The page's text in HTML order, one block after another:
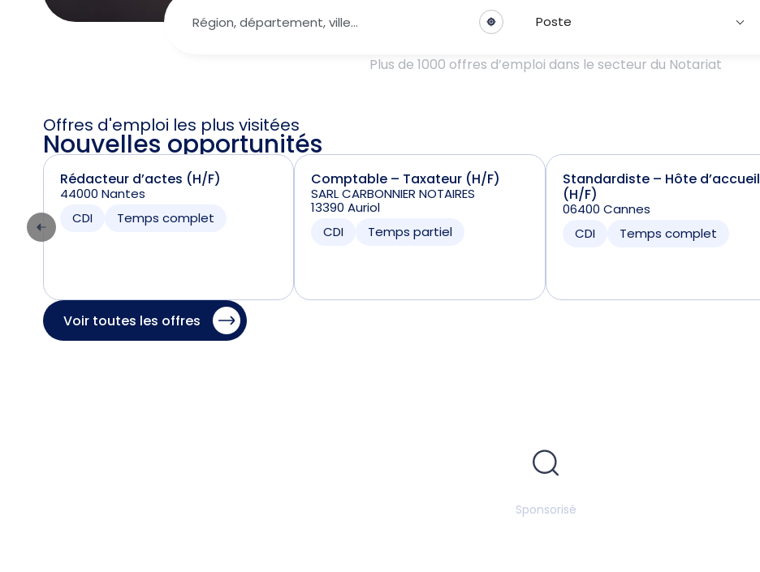
Poste
Plus de 1000 offres d’emploi dans le secteur du Notariat
Offres d'emploi les plus visitées
Nouvelles opportunités
Rédacteur d’actes (H/F)
44000 Nantes
CDI
Temps complet
Comptable – Taxateur (H/F)
SARL CARBONNIER NOTAIRES
13390 Auriol
CDI
Temps partiel
Standardiste – Hôte d’accueil
(H/F)
06400 Cannes
CDI
Temps complet
Voir toutes les offres
Sponsorisé